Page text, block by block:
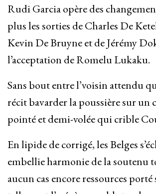
Rudi Garcia opère des
plus les sorties de Charles De
Kevin De Bruyne et de Jérémy
l’acceptation de Romelu Lukaku.
Sans bout entre l’voisin attendu
récit bavarder la poussière sur
pointé et demi-volée qui crible
En lipide de corrigé, les Belges
embellie harmonie de la soutenu
aucun cas encore ressources